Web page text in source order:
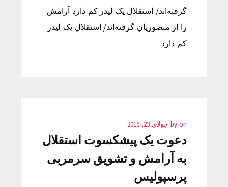
گرفته‌اند/ استقلال یک لیدر کم دارد آرامش
را از منصوریان گرفته‌اند/ استقلال یک لیدر
کم دارد
by on جولای 23, 2016
دعوت یک پیشکسوت استقلال
به آرامش و تشویق سرمربی
پرسپولیس